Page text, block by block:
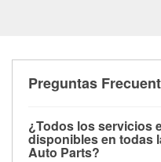
Preguntas
¿Todos los servicios
disponibles en todas
Auto Parts?